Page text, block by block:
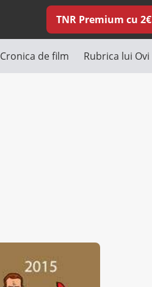
TNR Premium cu 2€
Cronica de film Rubrica lui Ovi